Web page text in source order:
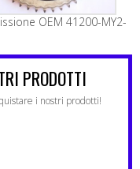
OEM 41200-MY2-
PRODOTTI
i nostri prodotti!